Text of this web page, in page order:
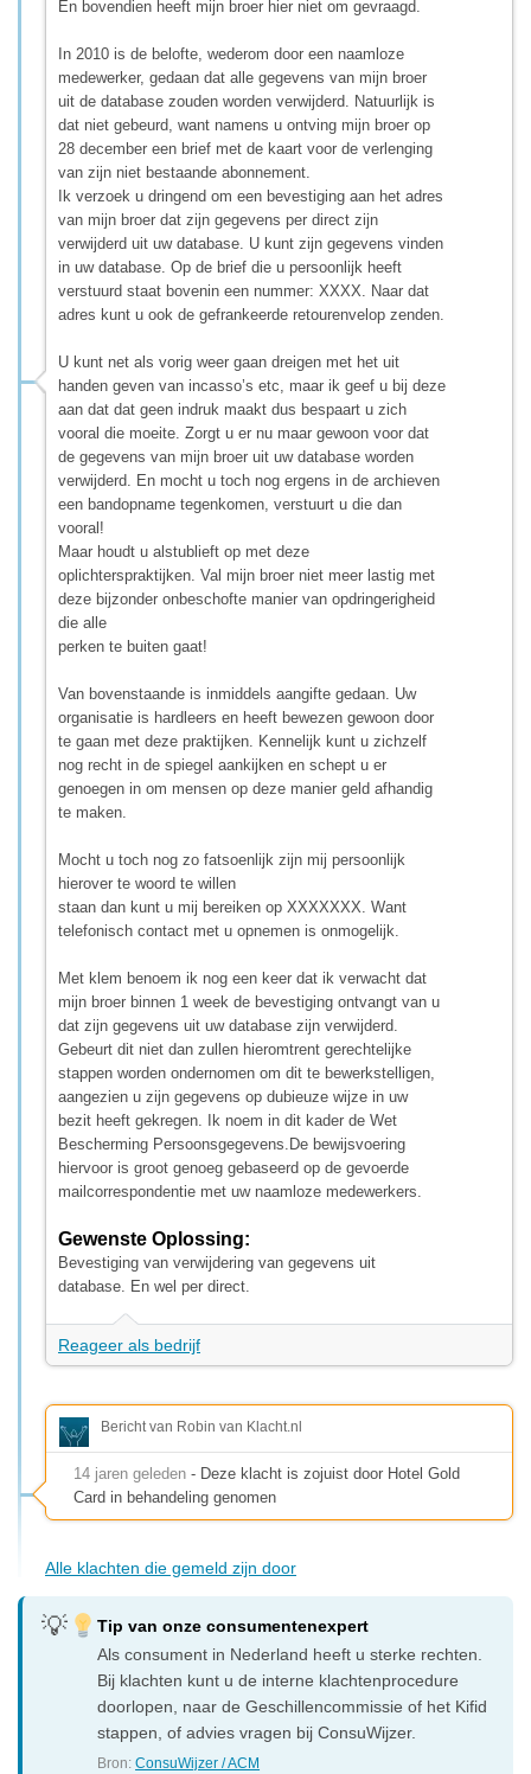
En bovendien heeft mijn broer hier niet om gevraagd.
In 2010 is de belofte, wederom door een naamloze
medewerker, gedaan dat alle gegevens van mijn broer
uit de database zouden worden verwijderd. Natuurlijk is
dat niet gebeurd, want namens u ontving mijn broer op
28 december een brief met de kaart voor de verlenging
van zijn niet bestaande abonnement.
Ik verzoek u dringend om een bevestiging aan het adres
van mijn broer dat zijn gegevens per direct zijn
verwijderd uit uw database. U kunt zijn gegevens vinden
in uw database. Op de brief die u persoonlijk heeft
verstuurd staat bovenin een nummer: XXXX. Naar dat
adres kunt u ook de gefrankeerde retourenvelop zenden.
U kunt net als vorig weer gaan dreigen met het uit
handen geven van incasso’s etc, maar ik geef u bij deze
aan dat dat geen indruk maakt dus bespaart u zich
vooral die moeite. Zorgt u er nu maar gewoon voor dat
de gegevens van mijn broer uit uw database worden
verwijderd. En mocht u toch nog ergens in de archieven
een bandopname tegenkomen, verstuurt u die dan
vooral!
Maar houdt u alstublieft op met deze
oplichterspraktijken. Val mijn broer niet meer lastig met
deze bijzonder onbeschofte manier van opdringerigheid
die alle
perken te buiten gaat!
Van bovenstaande is inmiddels aangifte gedaan. Uw
organisatie is hardleers en heeft bewezen gewoon door
te gaan met deze praktijken. Kennelijk kunt u zichzelf
nog recht in de spiegel aankijken en schept u er
genoegen in om mensen op deze manier geld afhandig
te maken.
Mocht u toch nog zo fatsoenlijk zijn mij persoonlijk
hierover te woord te willen
staan dan kunt u mij bereiken op XXXXXXX. Want
telefonisch contact met u opnemen is onmogelijk.
Met klem benoem ik nog een keer dat ik verwacht dat
mijn broer binnen 1 week de bevestiging ontvangt van u
dat zijn gegevens uit uw database zijn verwijderd.
Gebeurt dit niet dan zullen hieromtrent gerechtelijke
stappen worden ondernomen om dit te bewerkstelligen,
aangezien u zijn gegevens op dubieuze wijze in uw
bezit heeft gekregen. Ik noem in dit kader de Wet
Bescherming Persoonsgegevens.De bewijsvoering
hiervoor is groot genoeg gebaseerd op de gevoerde
mailcorrespondentie met uw naamloze medewerkers.
Gewenste Oplossing:
Bevestiging van verwijdering van gegevens uit
database. En wel per direct.
Reageer als bedrijf
Bericht van Robin van Klacht.nl
14 jaren geleden - Deze klacht is zojuist door Hotel Gold
Card in behandeling genomen
Alle klachten die gemeld zijn door
Tip van onze consumentenexpert
Als consument in Nederland heeft u sterke rechten.
Bij klachten kunt u de interne klachtenprocedure
doorlopen, naar de Geschillencommissie of het Kifid
stappen, of advies vragen bij ConsuWijzer.
Bron:ConsuWijzer / ACM